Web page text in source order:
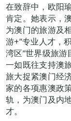
在致辞中，欧阳
肯定。她表示，
为澳门的旅游及
游+”专业人才，
湾区“世界级旅
一如既往支持澳
旅大捉紧澳门经
家的各项惠澳政
轨，为澳门及内
才。